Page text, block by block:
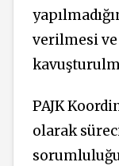
verilmesi
PAJK
olarak